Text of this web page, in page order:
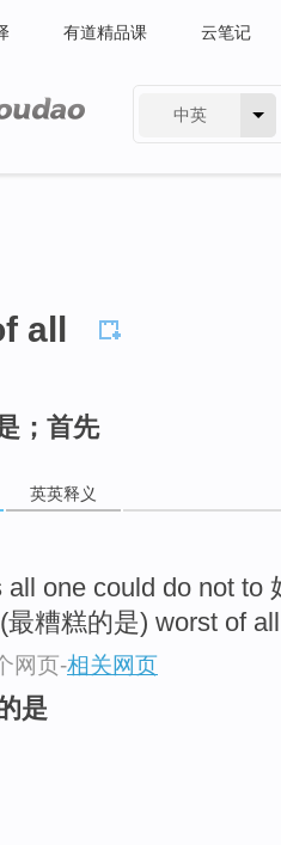
有道精品课 云笔记
中英
all
；首先
英英释义
all one could do not to
最糟糕的是) worst of
网页-相关网页
是